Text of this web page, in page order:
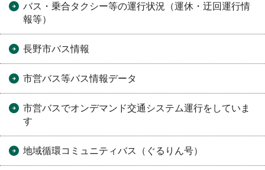
バス・乗合タクシー等の運行状況（運休・迂回運行情
報等）
長野市バス情報
市営バス等バス情報データ
市営バスでオンデマンド交通システム運行をしていま
す
地域循環コミュニティバス（ぐるりん号）